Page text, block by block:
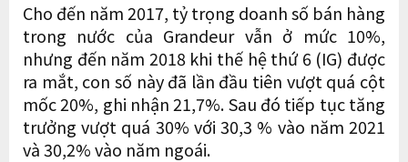
Cho đến năm 2017, tỷ trọng doanh số bán hàng
trong nước của Grandeur vẫn ở mức 10%,
nhưng đến năm 2018 khi thế hệ thứ 6 (IG) được
ra mắt, con số này đã lần đầu tiên vượt quá cột
mốc 20%, ghi nhận 21,7%. Sau đó tiếp tục tăng
trưởng vượt quá 30% với 30,3 % vào năm 2021
và 30,2% vào năm ngoái.